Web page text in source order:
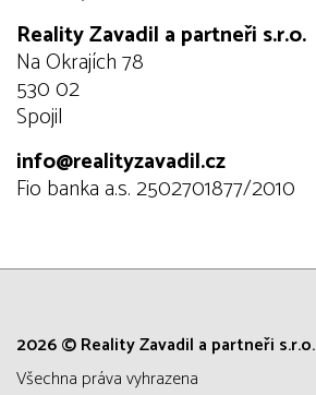
Reality Zavadil a partneři s.r.o.
Na Okrajích 78
530 02
Spojil
info@realityzavadil.cz
Fio banka a.s. 2502701877/2010
2026 © Reality Zavadil a partneři s.r.o.
všechna práva vyhrazena